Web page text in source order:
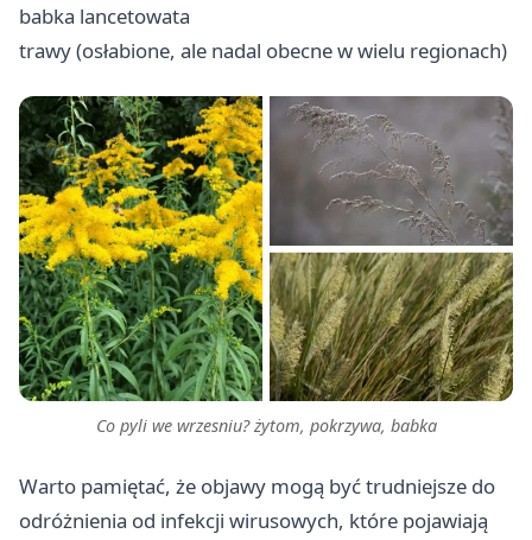
babka lancetowata
trawy (osłabione, ale nadal obecne w wielu regionach)
Co pyli we wrzesniu? żytom, pokrzywa, babka
Warto pamiętać, że objawy mogą być trudniejsze do
odróżnienia od infekcji wirusowych, które pojawiają